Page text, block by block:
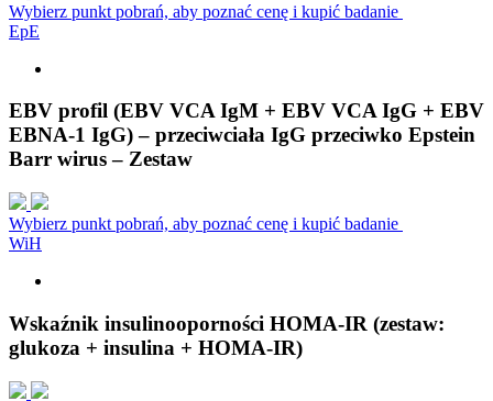
Wybierz punkt pobrań, aby poznać cenę i kupić badanie
EpE
EBV profil (EBV VCA IgM + EBV VCA IgG + EBV
EBNA-1 IgG) – przeciwciała IgG przeciwko Epstein
Barr wirus – Zestaw
Wybierz punkt pobrań, aby poznać cenę i kupić badanie
WiH
Wskaźnik insulinooporności HOMA-IR (zestaw:
glukoza + insulina + HOMA-IR)